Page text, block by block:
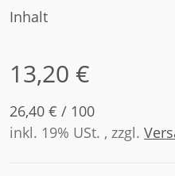
Inhalt
13,20 €
26,40 € / 100
inkl. 19% USt. , zzgl.